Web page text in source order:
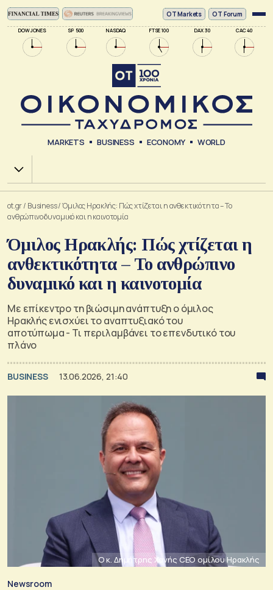
DOW JONES SP 500 NASDAQ FTSE 100 DAX 30 CAC 40
ΟΤ Markets OT Forum
MARKETS BUSINESS ECONOMY WORLD
Χ.Α.
ot.gr/ Business/Όμιλος Ηρακλής: Πώς χτίζεται η ανθεκτικότητα – Το
ανθρώπινο δυναμικό και η καινοτομία
Όμιλος Ηρακλής: Πώς χτίζεται η
ανθεκτικότητα – Το ανθρώπινο
δυναμικό και η καινοτομία
Με επίκεντρο τη βιώσιμη ανάπτυξη ο όμιλος
Ηρακλής ενισχύει το αναπτυξιακό του
αποτύπωμα - Τι περιλαμβάνει το επενδυτικό του
πλάνο
BUSINESS 13.06.2026, 21:40
Ο κ. Δημήτρης Χανής CEO ομίλου Ηρακλής
Newsroom